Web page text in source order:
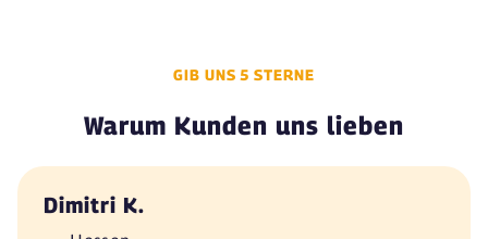
GIB UNS 5 STERNE
Warum Kunden uns lieben
Dimitri K.